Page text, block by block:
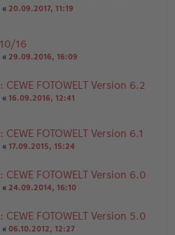
« 20.09.2017, 11:19
16
« 29.09.2016, 16:09
FOTOWELT Version 6.2
« 16.09.2016, 12:41
FOTOWELT Version 6.1
« 17.09.2015, 15:24
FOTOWELT Version 6.0
« 24.09.2014, 16:10
FOTOWELT Version 5.0
« 06.10.2012, 12:27